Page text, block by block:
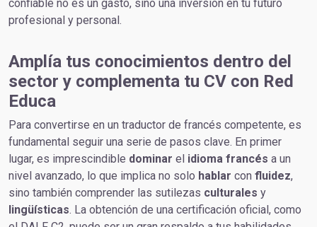
confiable no es un gasto, sino una inversión en tu futuro
profesional y personal.
Amplía tus conocimientos dentro del
sector y complementa tu CV con Red
Educa
Para convertirse en un traductor de francés competente, es
fundamental seguir una serie de pasos clave. En primer
lugar, es imprescindible dominar el idioma francés a un
nivel avanzado, lo que implica no solo hablar con fluidez,
sino también comprender las sutilezas culturales y
lingüísticas. La obtención de una certificación oficial, como